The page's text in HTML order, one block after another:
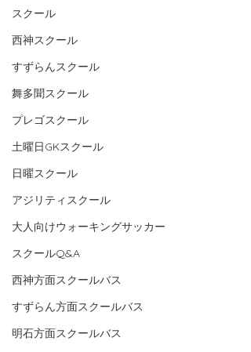
スクール
西神スクール
すずらんスクール
舞多聞スクール
プレゴスクール
土曜日GKスクール
日曜スクール
アジリティスクール
大人向けウォーキングサッカー
スクールQ&A
西神方面スクールバス
すずらん方面スクールバス
明石方面スクールバス